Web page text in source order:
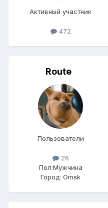
Активный участник
472
Route
Пользователи
26
Пол:Мужчина
Город: Omsk